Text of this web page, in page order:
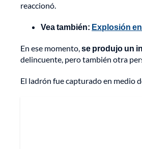
reaccionó.
Vea también: Explosión
En ese momento,se produjo un
delincuente, pero también otra
El ladrón fue capturado en medio